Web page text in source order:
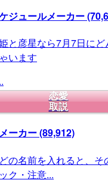
ジュールメーカー
と彦星なら7月7日に
います
恋愛
取説
ーカー(89,912)
の名前を入れると、そ
ク・注意...